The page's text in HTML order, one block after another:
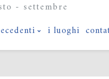
- settembre
i luoghi